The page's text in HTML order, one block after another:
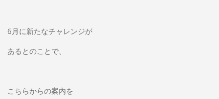
6月に新たなチャレンジが
あるとのことで、
こちらからの案内を